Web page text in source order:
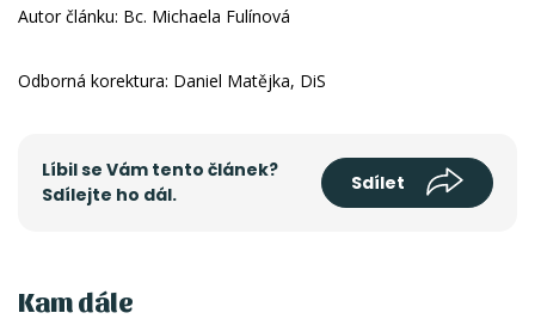
Autor článku: Bc. Michaela Fulínová
Odborná korektura: Daniel Matějka, DiS
Líbil se Vám tento článek?
Sdílejte ho dál.
Sdílet
Kam dále